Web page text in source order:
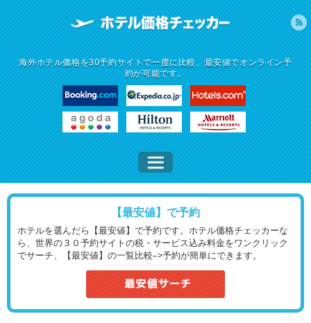
海外ホテル価格を30予約サイトで一度に比較、最安値でオンライン予
約が可能です。
【最安値】で予約
ホテルを選んだら【最安値】で予約です。ホテル価格チェッカーな
ら、世界の３０予約サイトの税・サービス込み料金をワンクリック
でサーチ、【最安値】の一覧比較–>予約が簡単にできます。